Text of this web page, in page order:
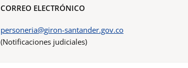
CORREO ELECTRÓNICO
personeria@giron-santander.gov.co
(Notificaciones judiciales)